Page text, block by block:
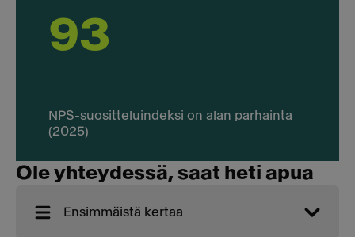
93
NPS-suositteluindeksi on alan parhainta
(2025)
Ole yhteydessä, saat heti apua
Ensimmäistä kertaa